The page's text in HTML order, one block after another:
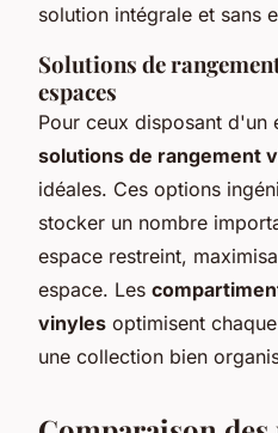
solution intégrale et sans
Solutions de
espaces
Pour ceux disposant d'un
solutions de rangement
idéales. Ces options
stocker un nombre
espace restreint,
espace. Les
vinyles optimisent
une collection bien